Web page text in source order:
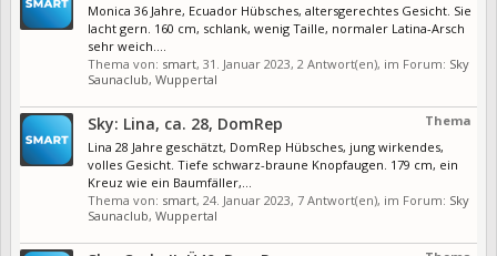
Monica 36 Jahre, Ecuador Hübsches, altersgerechtes Gesicht. Sie
lacht gern. 160 cm, schlank, wenig Taille, normaler Latina-Arsch
sehr weich....
Thema von: smart, 31. Januar 2023, 2 Antwort(en), im Forum: Sky
Saunaclub, Wuppertal
Thema
Sky: Lina, ca. 28, DomRep
Lina 28 Jahre geschätzt, DomRep Hübsches, jung wirkendes,
volles Gesicht. Tiefe schwarz-braune Knopfaugen. 179 cm, ein
Kreuz wie ein Baumfäller,...
Thema von: smart, 24. Januar 2023, 7 Antwort(en), im Forum: Sky
Saunaclub, Wuppertal